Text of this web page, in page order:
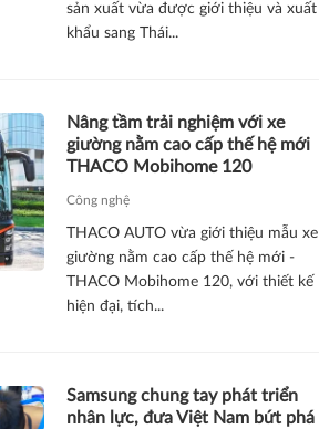
sản xuất vừa được giới thiệu và xuất
khẩu sang Thái...
Nâng tầm trải nghiệm với xe
giường nằm cao cấp thế hệ mới
THACO Mobihome 120
Công nghệ
THACO AUTO vừa giới thiệu mẫu xe
giường nằm cao cấp thế hệ mới -
THACO Mobihome 120, với thiết kế
hiện đại, tích...
Samsung chung tay phát triển
nhân lực, đưa Việt Nam bứt phá